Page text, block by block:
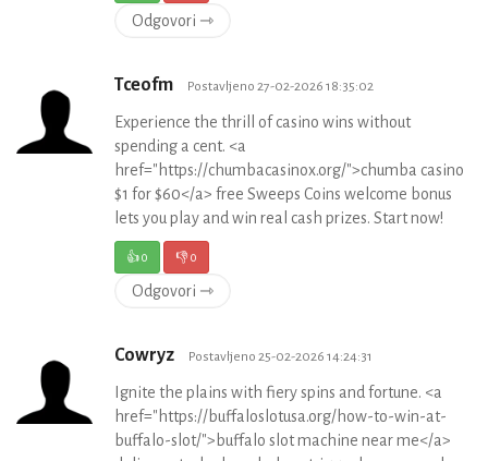
Odgovori ⇾
Tceofm Postavljeno 27-02-2026 18:35:02
Experience the thrill of casino wins without
spending a cent. <a
href="https://chumbacasinox.org/">chumba casino
$1 for $60</a> free Sweeps Coins welcome bonus
lets you play and win real cash prizes. Start now!
👍0 👎0
Odgovori ⇾
Cowryz Postavljeno 25-02-2026 14:24:31
Ignite the plains with fiery spins and fortune. <a
href="https://buffaloslotusa.org/how-to-win-at-
buffalo-slot/">buffalo slot machine near me</a>